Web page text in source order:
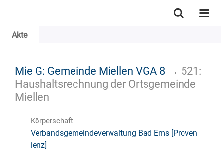
Akte
Mie G: Gemeinde Miellen VGA 8 → 521:
Haushaltsrechnung der Ortsgemeinde
Miellen
Körperschaft
Verbandsgemeindeverwaltung Bad Ems [Proven
ienz]